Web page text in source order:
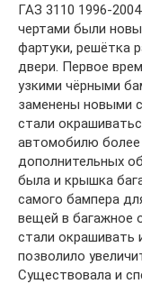
ГАЗ 3110 1996-
чертами были
фартуки, решётка
двери. Первое
узкими чёрными
заменены новыми
стали
автомобилю более
дополнительных
была и крышка
самого бампера
вещей в багажное
стали окрашивать
позволило
Существовала и